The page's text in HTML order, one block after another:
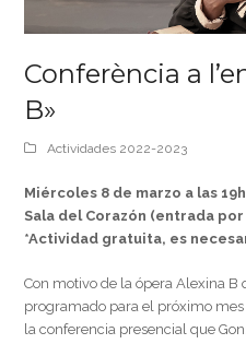
Conferència a
B»
Actividades 2022-2023
Miércoles 8 de marzo a las 19h
Sala del Corazón (entrada
*Actividad gratuita, es
Con motivo de la ópera Alexina B
programado para el próximo
la conferencia presencial que